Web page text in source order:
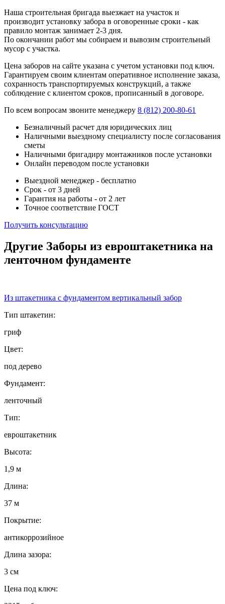
Наша строительная бригада выезжает на участок и
производит установку забора в оговоренные сроки - как
правило монтаж занимает 2-3 дня.
По окончании работ мы собираем и вывозим строительный
мусор с участка.
Цена заборов на сайте указана с учетом установки под ключ.
Гарантируем своим клиентам оперативное исполнение заказа,
сохранность транспортируемых конструкций, а также
соблюдение с клиентом сроков, прописанный в договоре.
По всем вопросам звоните менеджеру 8 (812) 200-80-61
Безналичный расчет для юридических лиц
Наличными выездному специалисту после согласования
сметы
Наличными бригадиру монтажников после установки
Онлайн переводом после установки
Выездной менеджер - бесплатно
Срок - от 3 дней
Гарантия на работы - от 2 лет
Точное соответствие ГОСТ
Получить консультацию
Другие Заборы из евроштакетника на
ленточном фундаменте
Из штакетника с фундаментом вертикальный забор
Тип штакетин:
гриф
Цвет:
под дерево
Фундамент:
ленточный
Тип:
евроштакетник
Высота:
1,9 м
Длина:
37 м
Покрытие:
антикоррозийное
Длина зазора:
3 см
Цена под ключ: